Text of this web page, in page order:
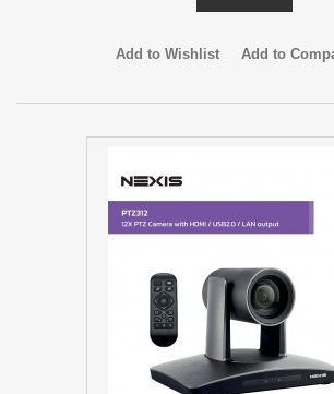
Add to Wishlist Add to